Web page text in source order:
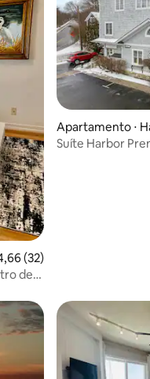
de uma avaliação média
(32)
de
Apartamento ⋅
s
Suíte Harbor